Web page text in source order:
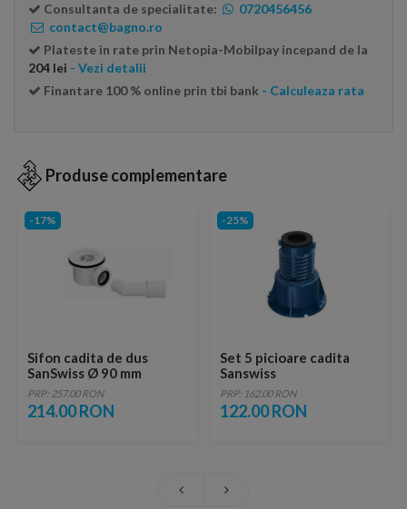
Consultanta de specialitate:
0720456456
contact@bagno.ro
Plateste in rate prin Netopia-Mobilpay incepand de la
204 lei - Vezi detalii
Finantare 100 % online prin tbi bank - Calculeaza rata
Produse complementare
-17%
Sifon cadita de dus
SanSwiss Ø 90 mm
PRP: 257.00 RON
214.00 RON
-25%
Set 5 picioare cadita
Sanswiss
PRP: 162.00 RON
122.00 RON